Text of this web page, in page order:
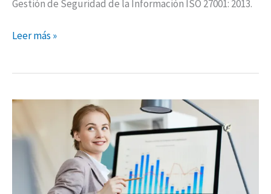
Gestión de Seguridad de la Información ISO 27001: 2013.
Leer más »
Cómo
mejores
financieros